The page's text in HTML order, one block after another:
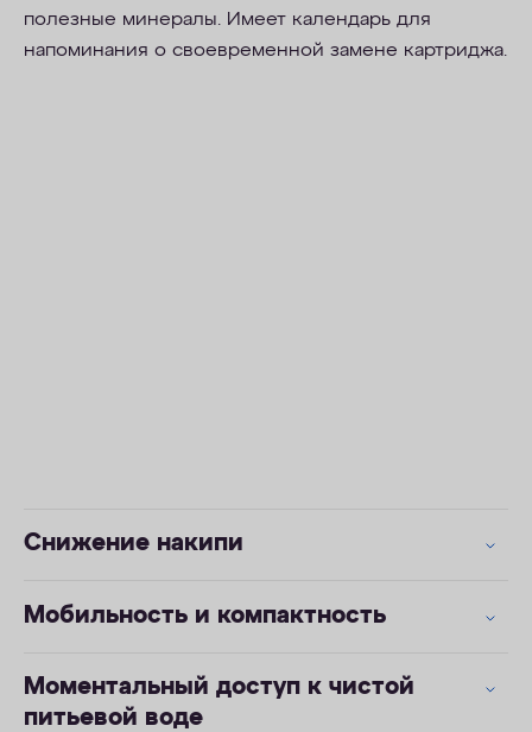
полезные минералы. Имеет календарь для
напоминания о своевременной замене картриджа.
Снижение накипи
Мобильность и компактность
Моментальный доступ к чистой
питьевой воде